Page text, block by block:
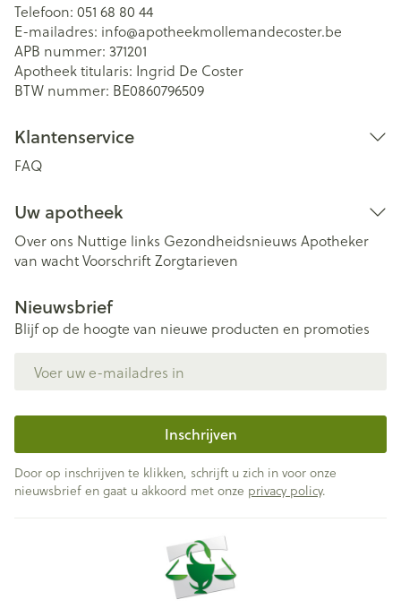
Telefoon: 051 68 80 44
E-mailadres: info@apotheekmollemandecoster.be
APB nummer: 371201
Apotheek titularis: Ingrid De Coster
BTW nummer: BE0860796509
Klantenservice
FAQ
Uw apotheek
Over ons Nuttige links Gezondheidsnieuws Apotheker
van wachtVoorschriftZorgtarieven
Nieuwsbrief
Blijf op de hoogte van nieuwe producten en promoties
Inschrijven
Door op inschrijven te klikken, schrijft u zich in voor onze
nieuwsbrief en gaat u akkoord met onze privacy policy.